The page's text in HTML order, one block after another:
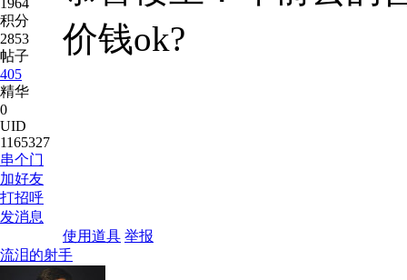
1964
积分
2853
帖子
405
精华
0
UID
1165327
串个门
加好友
打招呼
发消息
价钱ok?
使用道具 举报
流泪的射手